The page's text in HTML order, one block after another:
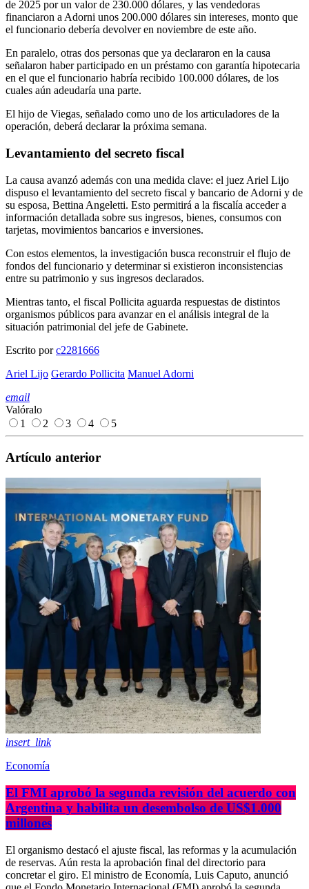
de 2025 por un valor de 230.000 dólares, y las vendedoras
financiaron a Adorni unos 200.000 dólares sin intereses, monto que
el funcionario debería devolver en noviembre de este año.
En paralelo, otras dos personas que ya declararon en la causa
señalaron haber participado en un préstamo con garantía hipotecaria
en el que el funcionario habría recibido 100.000 dólares, de los
cuales aún adeudaría una parte.
El hijo de Viegas, señalado como uno de los articuladores de la
operación, deberá declarar la próxima semana.
Levantamiento del secreto fiscal
La causa avanzó además con una medida clave: el juez Ariel Lijo
dispuso el levantamiento del secreto fiscal y bancario de Adorni y de
su esposa, Bettina Angeletti. Esto permitirá a la fiscalía acceder a
información detallada sobre sus ingresos, bienes, consumos con
tarjetas, movimientos bancarios e inversiones.
Con estos elementos, la investigación busca reconstruir el flujo de
fondos del funcionario y determinar si existieron inconsistencias
entre su patrimonio y sus ingresos declarados.
Mientras tanto, el fiscal Pollicita aguarda respuestas de distintos
organismos públicos para avanzar en el análisis integral de la
situación patrimonial del jefe de Gabinete.
Escrito porc2281666
Ariel Lijo Gerardo Pollicita Manuel Adorni
email
Valóralo
1
2 3 4 5
Artículo anterior
insert_link
Economía
El FMI aprobó la segunda revisión del acuerdo con
Argentina y habilita un desembolso de US$1.000
millones
El organismo destacó el ajuste fiscal, las reformas y la acumulación
de reservas. Aún resta la aprobación final del directorio para
concretar el giro. El ministro de Economía, Luis Caputo, anunció